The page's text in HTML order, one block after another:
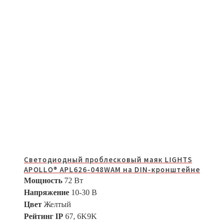
Светодиодный проблесковый маяк LIGHTS
APOLLO® APL626-048WAM на DIN-кронштейне
Мощность 72 Вт
Напряжение 10-30 В
Цвет Желтый
Рейтинг IP 67, 6K9K